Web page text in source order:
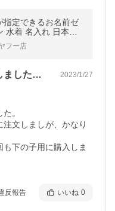
指定できるお名前ゼ
名入れ 日本製
フー店
入学に向けて体操服用に購入しました。上… 2023/1/27
。
注文しましが、かなり
下の子用に購入しま
反報告 いいね 0